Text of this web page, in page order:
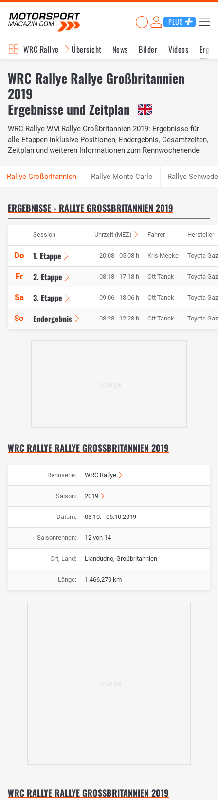
PLUS
WRC Rallye Übersicht News Bilder Videos
WRC Rallye Rallye Großbritannien
2019
Ergebnisse und Zeitplan
WRC Rallye WM Rallye Großbritannien 2019: Ergebnisse für
alle Etappen inklusive Positionen, Endergebnis, Gesamtzeiten,
Zeitplan und weiteren Informationen zum Rennwochenende
Rallye Monte Carlo Rallye
ERGEBNISSE - RALLYE GROSSBRITANNIEN 2019
Session Uhrzeit (MEZ) Fahrer Hersteller
Do 1. Etappe 20:08 - 05:08 h Kris Meeke Toyota
Fr 2. Etappe 08:18 - 17:18 h Ott Tänak Toyota
Sa 3. Etappe 09:06 - 18:06 h Ott Tänak Toyota
So Endergebnis 08:28 - 12:28 h Ott Tänak Toyota
WRC RALLYE RALLYE GROSSBRITANNIEN 2019
Rennserie: WRC Rallye
Saison: 2019
Datum: 03.10. - 06.10.2019
Saisonrennen: 12 von 14
Ort, Land: Llandudno, Großbritannien
Länge: 1.466,270 km
WRC RALLYE RALLYE GROSSBRITANNIEN 2019